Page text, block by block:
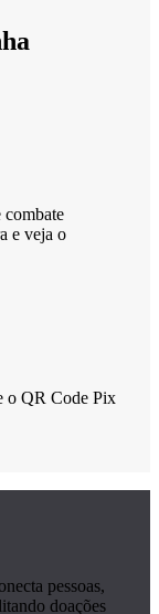
combate
e veja o
o QR Code Pix
pessoas,
doações